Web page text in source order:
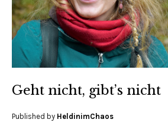
Geht nicht, gibt’s nicht
Published by HeldinimChaos